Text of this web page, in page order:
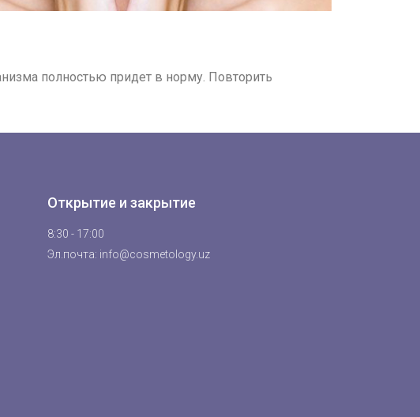
полностью придет в норму. Повторить
Открытие и закрытие
8:30 - 17:00
Эл.почта: info@cosmetology.uz